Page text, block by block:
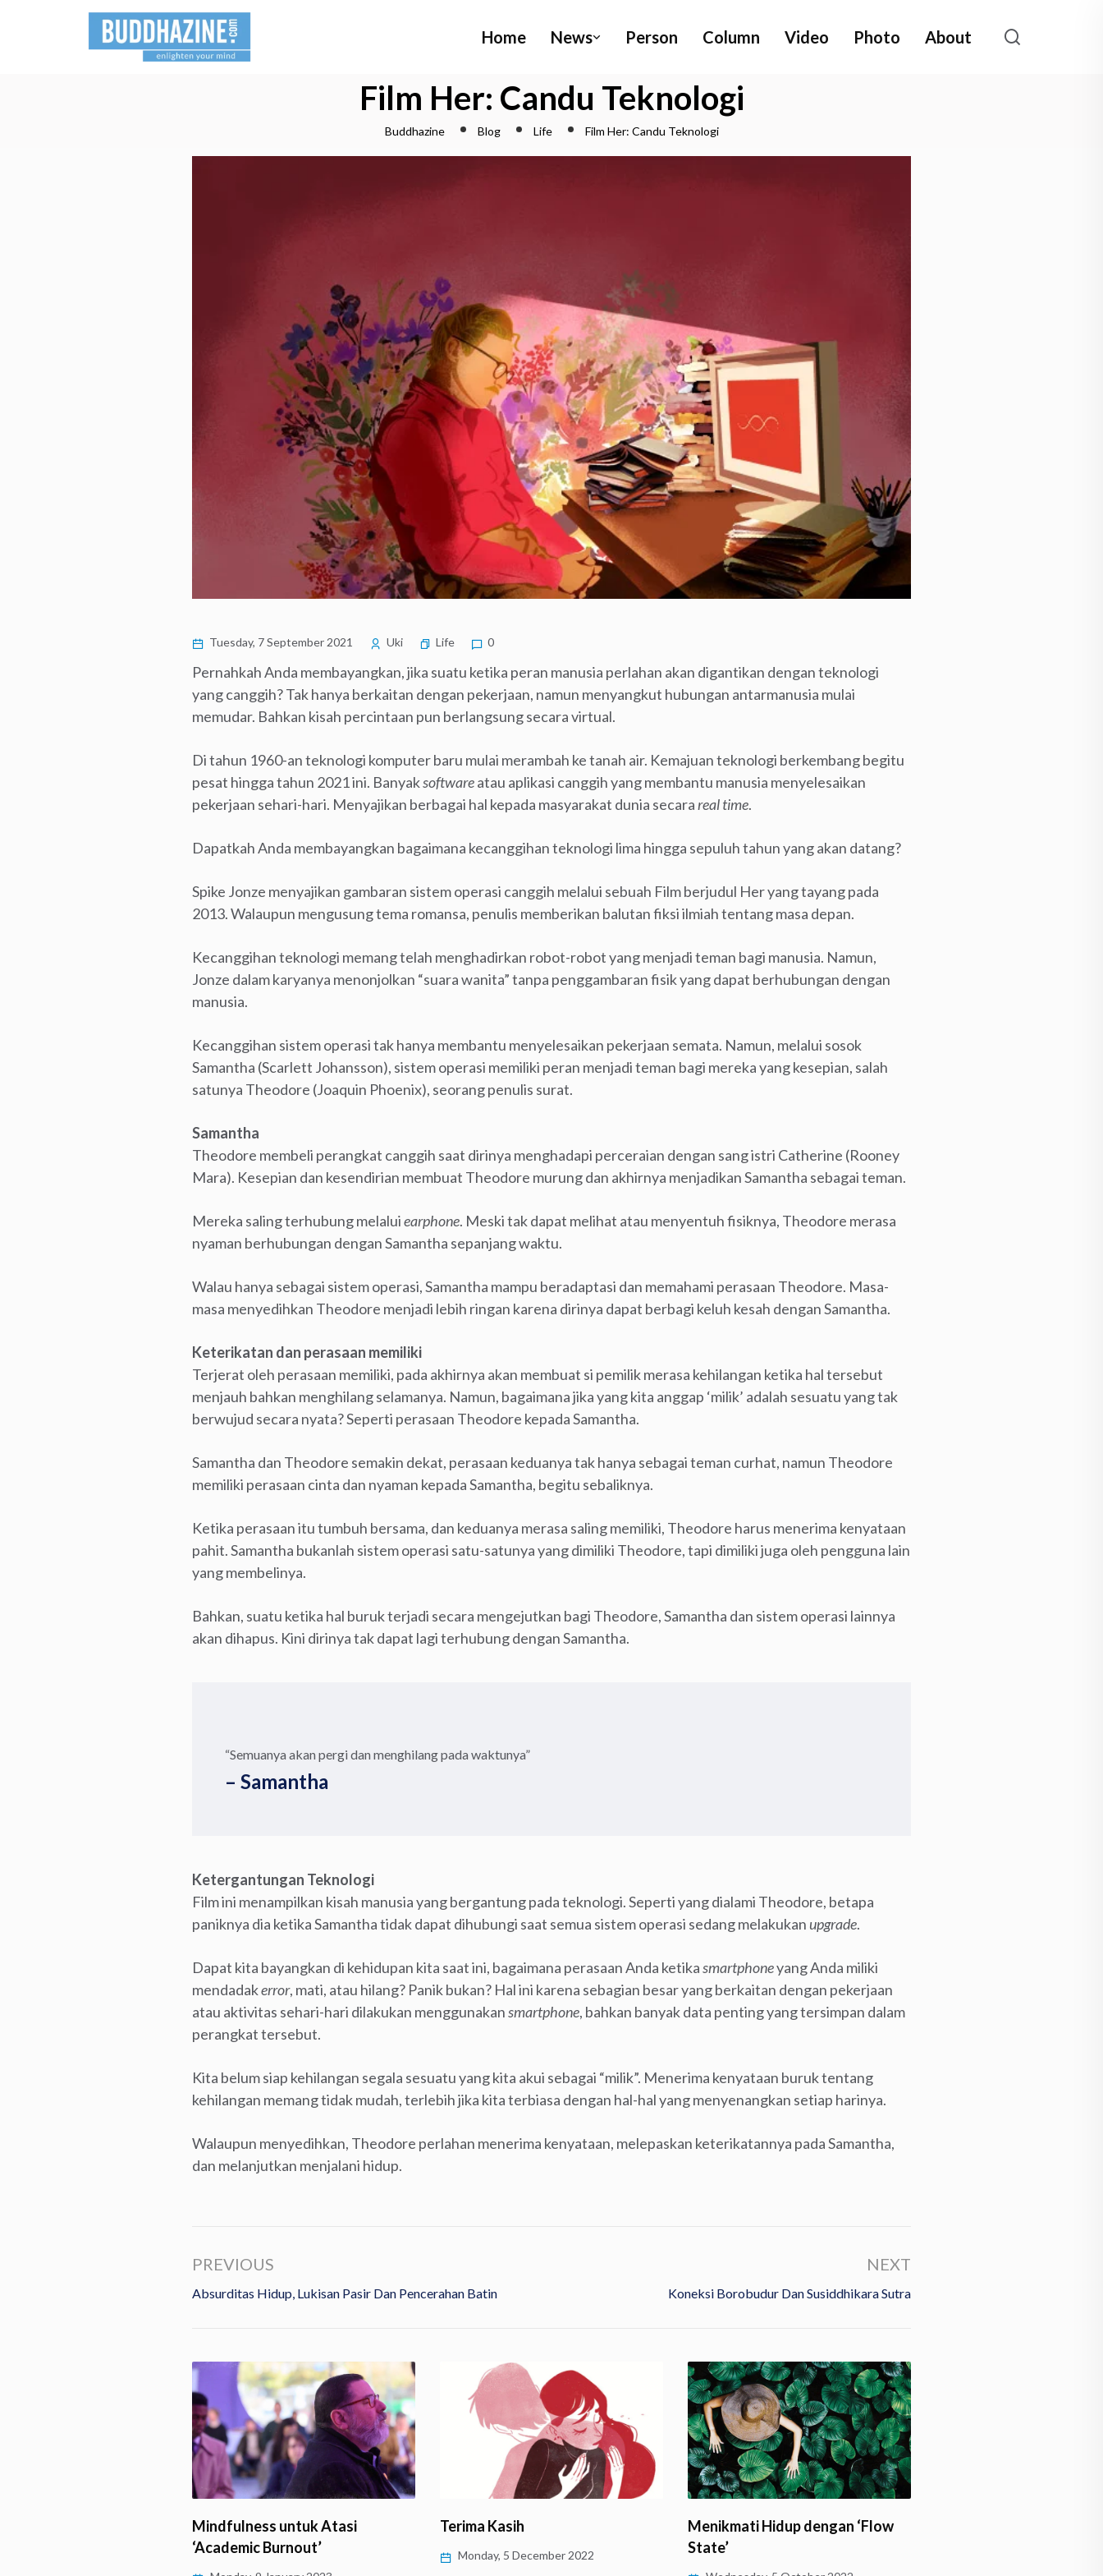
Home News Person Column Video Photo About
Film Her: Candu Teknologi
Buddhazine Blog Life Film Her: Candu Teknologi
Tuesday, 7 September 2021 Uki Life 0
Pernahkah Anda membayangkan, jika suatu ketika peran manusia perlahan akan digantikan dengan teknologi
yang canggih? Tak hanya berkaitan dengan pekerjaan, namun menyangkut hubungan antarmanusia mulai
memudar. Bahkan kisah percintaan pun berlangsung secara virtual.
Di tahun 1960-an teknologi komputer baru mulai merambah ke tanah air. Kemajuan teknologi berkembang begitu
pesat hingga tahun 2021 ini. Banyaksoftwareatau aplikasi canggih yang membantu manusia menyelesaikan
pekerjaan sehari-hari. Menyajikan berbagai hal kepada masyarakat dunia secarareal time.
Dapatkah Anda membayangkan bagaimana kecanggihan teknologi lima hingga sepuluh tahun yang akan datang?
Spike Jonze menyajikan gambaran sistem operasi canggih melalui sebuah Film berjudul Her yang tayang pada
2013. Walaupun mengusung tema romansa, penulis memberikan balutan fiksi ilmiah tentang masa depan.
Kecanggihan teknologi memang telah menghadirkan robot-robot yang menjadi teman bagi manusia. Namun,
Jonze dalam karyanya menonjolkan “suara wanita” tanpa penggambaran fisik yang dapat berhubungan dengan
manusia.
Kecanggihan sistem operasi tak hanya membantu menyelesaikan pekerjaan semata. Namun, melalui sosok
Samantha (Scarlett Johansson), sistem operasi memiliki peran menjadi teman bagi mereka yang kesepian, salah
satunya Theodore (Joaquin Phoenix), seorang penulis surat.
Samantha
Theodore membeli perangkat canggih saat dirinya menghadapi perceraian dengan sang istri Catherine (Rooney
Mara). Kesepian dan kesendirian membuat Theodore murung dan akhirnya menjadikan Samantha sebagai teman.
Mereka saling terhubung melaluiearphone. Meski tak dapat melihat atau menyentuh fisiknya, Theodore merasa
nyaman berhubungan dengan Samantha sepanjang waktu.
Walau hanya sebagai sistem operasi, Samantha mampu beradaptasi dan memahami perasaan Theodore. Masa-
masa menyedihkan Theodore menjadi lebih ringan karena dirinya dapat berbagi keluh kesah dengan Samantha.
Keterikatan dan perasaan memiliki
Terjerat oleh perasaan memiliki, pada akhirnya akan membuat si pemilik merasa kehilangan ketika hal tersebut
menjauh bahkan menghilang selamanya. Namun, bagaimana jika yang kita anggap ‘milik’ adalah sesuatu yang tak
berwujud secara nyata? Seperti perasaan Theodore kepada Samantha.
Samantha dan Theodore semakin dekat, perasaan keduanya tak hanya sebagai teman curhat, namun Theodore
memiliki perasaan cinta dan nyaman kepada Samantha, begitu sebaliknya.
Ketika perasaan itu tumbuh bersama, dan keduanya merasa saling memiliki, Theodore harus menerima kenyataan
pahit. Samantha bukanlah sistem operasi satu-satunya yang dimiliki Theodore, tapi dimiliki juga oleh pengguna lain
yang membelinya.
Bahkan, suatu ketika hal buruk terjadi secara mengejutkan bagi Theodore, Samantha dan sistem operasi lainnya
akan dihapus. Kini dirinya tak dapat lagi terhubung dengan Samantha.
“Semuanya akan pergi dan menghilang pada waktunya”
– Samantha
Ketergantungan Teknologi
Film ini menampilkan kisah manusia yang bergantung pada teknologi. Seperti yang dialami Theodore, betapa
paniknya dia ketika Samantha tidak dapat dihubungi saat semua sistem operasi sedang melakukan upgrade.
Dapat kita bayangkan di kehidupan kita saat ini, bagaimana perasaan Anda ketikasmartphoneyang Anda miliki
mendadakerror, mati, atau hilang? Panik bukan? Hal ini karena sebagian besar yang berkaitan dengan pekerjaan
atau aktivitas sehari-hari dilakukan menggunakansmartphone, bahkan banyak data penting yang tersimpan dalam
perangkat tersebut.
Kita belum siap kehilangan segala sesuatu yang kita akui sebagai “milik”. Menerima kenyataan buruk tentang
kehilangan memang tidak mudah, terlebih jika kita terbiasa dengan hal-hal yang menyenangkan setiap harinya.
Walaupun menyedihkan, Theodore perlahan menerima kenyataan, melepaskan keterikatannya pada Samantha,
dan melanjutkan menjalani hidup.
PREVIOUS
Absurditas Hidup, Lukisan Pasir Dan Pencerahan Batin
NEXT
Koneksi Borobudur Dan Susiddhikara Sutra
Terima Kasih
Monday, 5 December 2022
Menikmati Hidup dengan ‘Flow
State’
Ngawurnya Buku Terbitan